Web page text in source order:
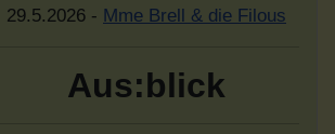
29.5.2026 - Mme Brell & die Filous
Aus:blick